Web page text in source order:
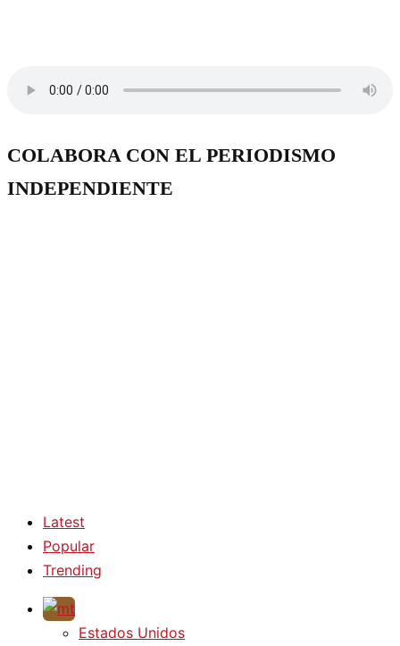
COLABORA CON EL PERIODISMO
INDEPENDIENTE
Latest
Popular
Trending
Estados Unidos